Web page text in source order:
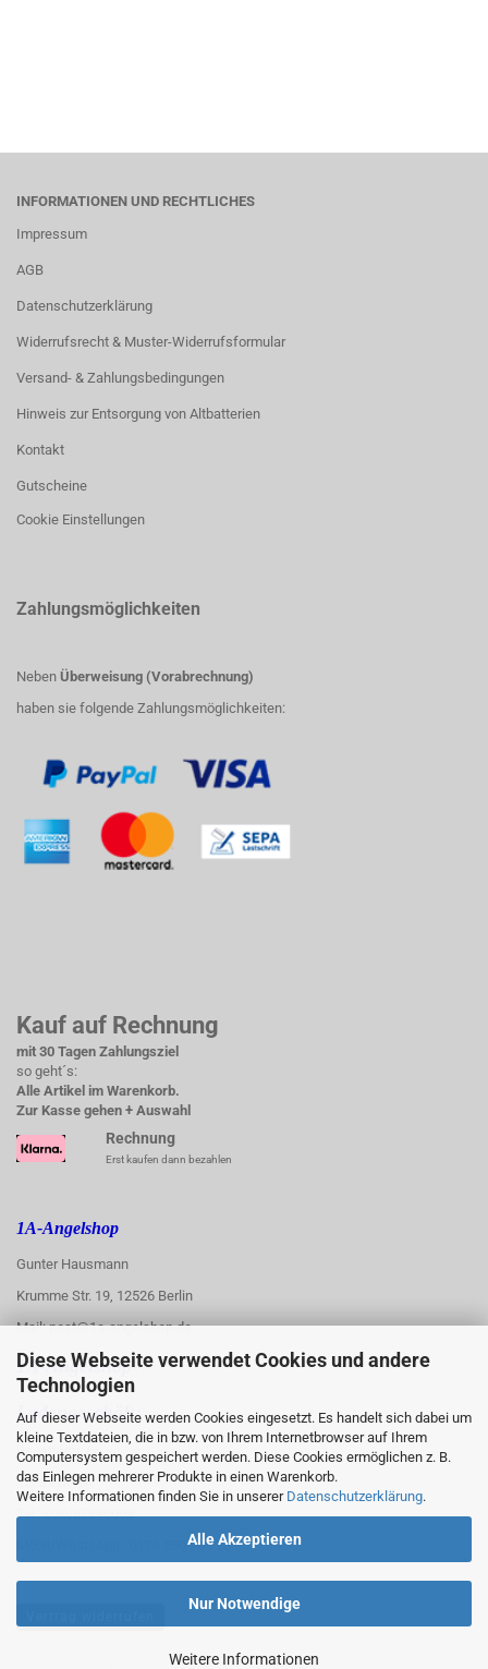
Diese Webseite verwendet Cookies und andere
Technologien
Auf dieser Webseite werden Cookies eingesetzt. Es handelt sich dabei um
kleine Textdateien, die in bzw. von Ihrem Internetbrowser auf Ihrem
Computersystem gespeichert werden. Diese Cookies ermöglichen z. B.
das Einlegen mehrerer Produkte in einen Warenkorb.
Weitere Informationen finden Sie in unserer Datenschutzerklärung.
Alle Akzeptieren
Nur Notwendige
Weitere Informationen
INFORMATIONEN UND RECHTLICHES
Impressum
AGB
Datenschutzerklärung
Widerrufsrecht & Muster-Widerrufsformular
Versand- & Zahlungsbedingungen
Hinweis zur Entsorgung von Altbatterien
Kontakt
Gutscheine
Cookie Einstellungen
Zahlungsmöglichkeiten
Neben Überweisung (Vorabrechnung)
haben sie folgende Zahlungsmöglichkeiten:
Kauf auf Rechnung
mit 30 Tagen Zahlungsziel
so geht´s:
Alle Artikel im Warenkorb.
Zur Kasse gehen + Auswahl
Rechnung
Erst kaufen dann bezahlen
1A-Angelshop
Gunter Hausmann
Krumme Str. 19, 12526 Berlin
Mail: post@1a-angelshop.de
1A-Angelshop-
Ladengeschäft: :
Regattastr. 66
12527 Berlin
Tel.: 030/67890006
Mobil/WhatsApp: 0176 550 90 773